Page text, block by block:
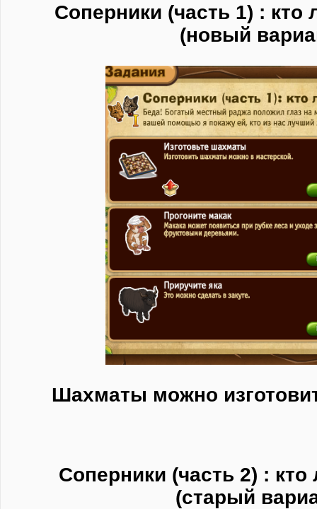
Соперники (часть 1) : кто
(новый
Шахматы можно
Соперники (часть 2) :
(старый